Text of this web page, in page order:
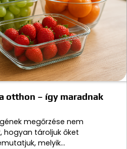
otthon – így maradnak
megőrzése nem
hogyan tároljuk őket
melyik…